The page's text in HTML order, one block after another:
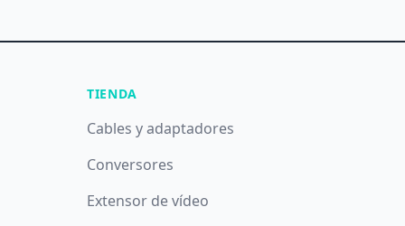
TIENDA
Cables y adaptadores
Conversores
Extensor de vídeo